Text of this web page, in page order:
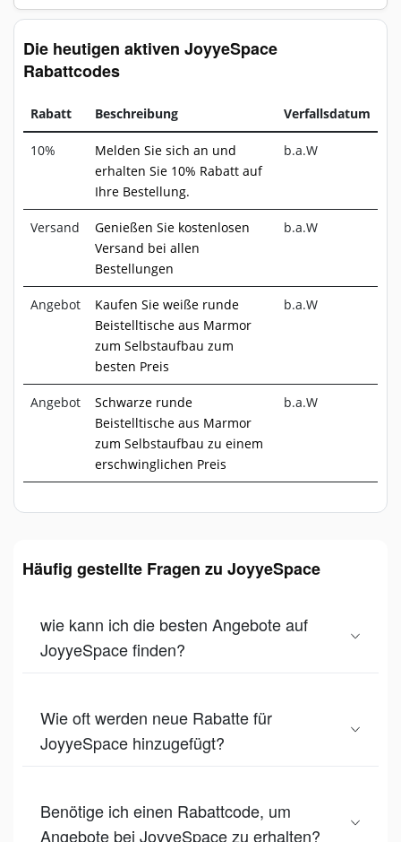
Die heutigen aktiven JoyyeSpace
Rabattcodes
Rabatt Beschreibung Verfallsdatum
10%
Melden Sie sich an und
erhalten Sie 10% Rabatt auf
Ihre Bestellung.
b.a.W
Versand
Genießen Sie kostenlosen
Versand bei allen
Bestellungen
b.a.W
Angebot
Kaufen Sie weiße runde
Beistelltische aus Marmor
zum Selbstaufbau zum
besten Preis
b.a.W
Angebot
Schwarze runde
Beistelltische aus Marmor
zum Selbstaufbau zu einem
erschwinglichen Preis
b.a.W
Häufig gestellte Fragen zu JoyyeSpace
wie kann ich die besten Angebote auf
JoyyeSpace finden?
Wie oft werden neue Rabatte für
JoyyeSpace hinzugefügt?
Benötige ich einen Rabattcode, um
Angebote bei JoyyeSpace zu erhalten?